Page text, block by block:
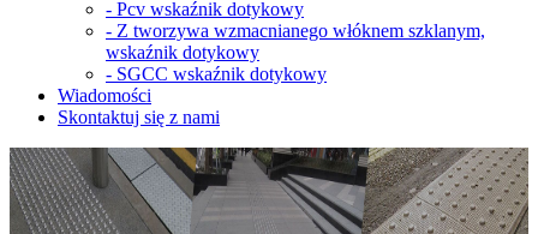
- Pcv wskaźnik dotykowy
- Z tworzywa wzmacnianego włóknem szklanym,
wskaźnik dotykowy
- SGCC wskaźnik dotykowy
Wiadomości
Skontaktuj się z nami